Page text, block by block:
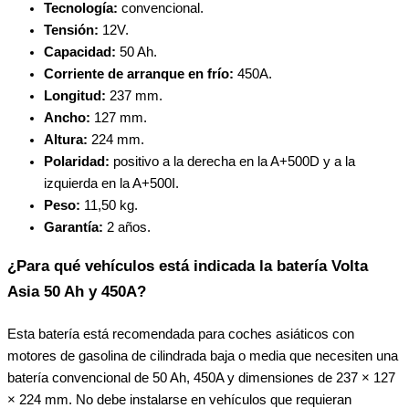
Tecnología: convencional.
Tensión: 12V.
Capacidad: 50 Ah.
Corriente de arranque en frío: 450A.
Longitud: 237 mm.
Ancho: 127 mm.
Altura: 224 mm.
Polaridad: positivo a la derecha en la A+500D y a la
izquierda en la A+500I.
Peso: 11,50 kg.
Garantía: 2 años.
¿Para qué vehículos está indicada la batería Volta
Asia 50 Ah y 450A?
Esta batería está recomendada para coches asiáticos con
motores de gasolina de cilindrada baja o media que necesiten una
batería convencional de 50 Ah, 450A y dimensiones de 237 × 127
× 224 mm. No debe instalarse en vehículos que requieran